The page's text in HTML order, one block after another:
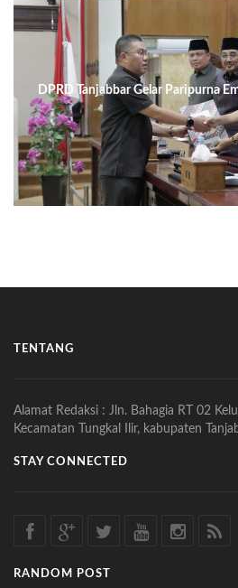
DPRD Tanjabbar Gelar Paripurna
TENTANG
Alamat Redaksi : Jln. Bahagia RT 02
Kecamatan Tungkal Ilir, kabupaten
STAY CONNECTED
RANDOM POST